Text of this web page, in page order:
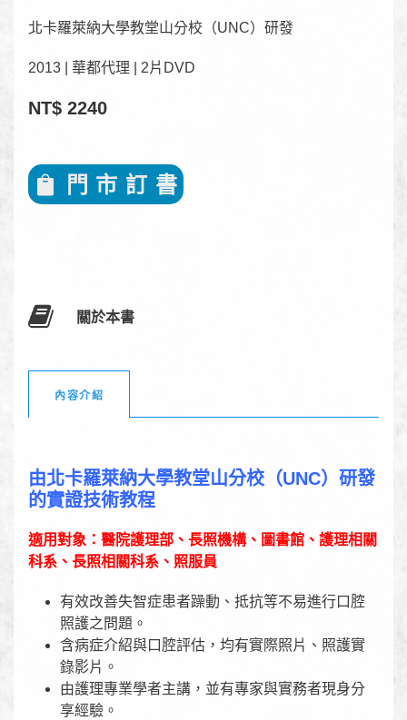
北卡羅萊納大學教堂山分校（UNC）研發
2013 | 華都代理 | 2片DVD
NT$ 2240
門 市 訂 書
關於本書
內容介紹
由北卡羅萊納大學教堂山分校（UNC）研發
的實證技術教程
適用對象：醫院護理部、長照機構、圖書館、護理相關
科系、長照相關科系、照服員
有效改善失智症患者躁動、抵抗等不易進行口腔
照護之問題。
含病症介紹與口腔評估，均有實際照片、照護實
錄影片。
由護理專業學者主講，並有專家與實務者現身分
享經驗。